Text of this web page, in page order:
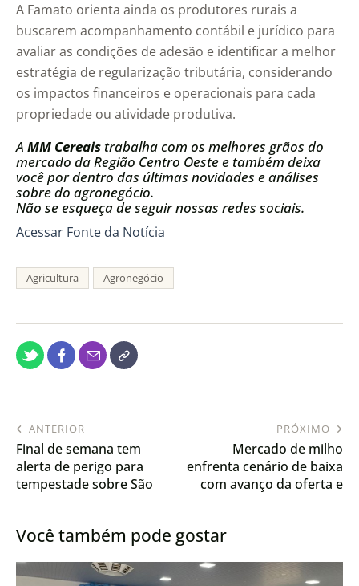
A Famato orienta ainda os produtores rurais a
buscarem acompanhamento contábil e jurídico para
avaliar as condições de adesão e identificar a melhor
estratégia de regularização tributária, considerando
os impactos financeiros e operacionais para cada
propriedade ou atividade produtiva.
A MM Cereais trabalha com os melhores grãos do
mercado da Região Centro Oeste e também deixa
você por dentro das últimas novidades e análises
sobre do agronegócio.
Não se esqueça de seguir nossas redes sociais.
Acessar Fonte da Notícia
Agricultura Agronegócio
ANTERIOR
Final de semana tem
alerta de perigo para
tempestade sobre São
PRÓXIMO
Mercado de milho
enfrenta cenário de baixa
com avanço da oferta e
Você também pode gostar